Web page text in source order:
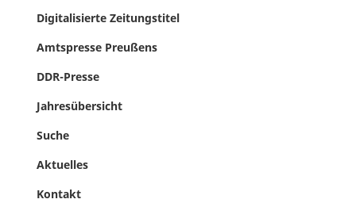
Digitalisierte Zeitungstitel
Amtspresse Preußens
DDR-Presse
Jahresübersicht
Suche
Aktuelles
Kontakt